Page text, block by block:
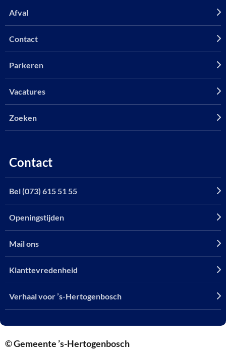
Afval
Contact
Parkeren
Vacatures
Zoeken
Contact
Bel (073) 615 51 55
Openingstijden
Mail ons
Klanttevredenheid
Verhaal voor ’s-Hertogenbosch
© Gemeente ’s-Hertogenbosch